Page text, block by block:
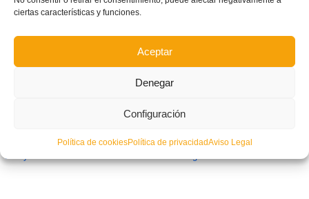
ciertas características y funciones.
Aceptar
Denegar
Configuración
Política de cookiesPolítica de privacidadAviso Legal
Alcoyano-Villarreal: Partido de la Jornada en Liga Autonómica Cadete